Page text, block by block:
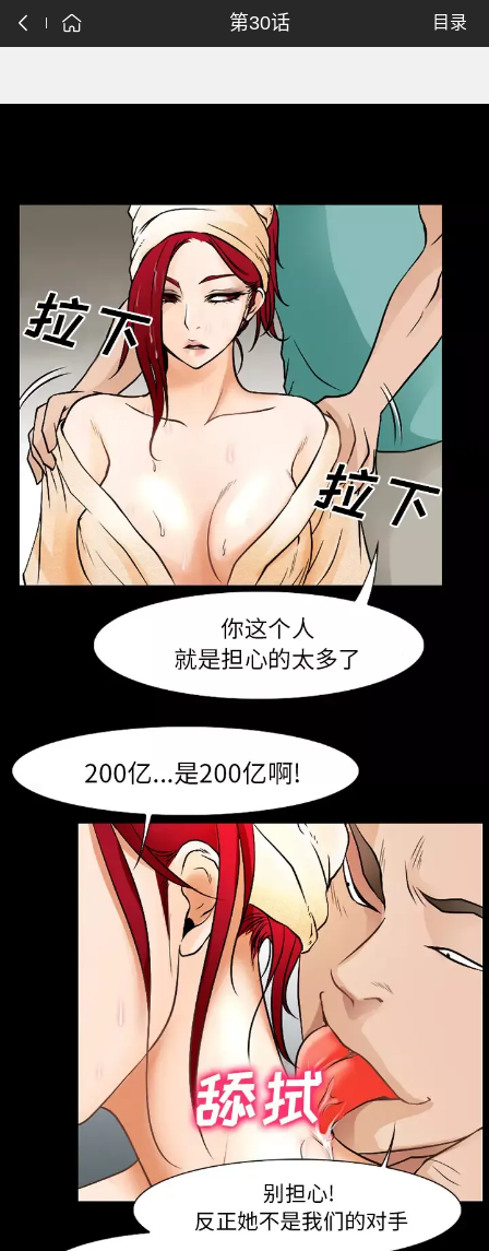
第30话 目录